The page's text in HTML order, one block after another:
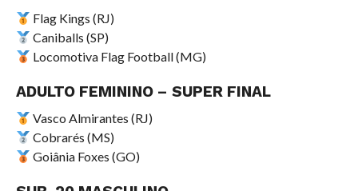
Flag Kings (RJ)
Caniballs (SP)
Locomotiva Flag Football (MG)
ADULTO FEMININO – SUPER FINAL
Vasco Almirantes (RJ)
Cobrarés (MS)
Goiânia Foxes (GO)